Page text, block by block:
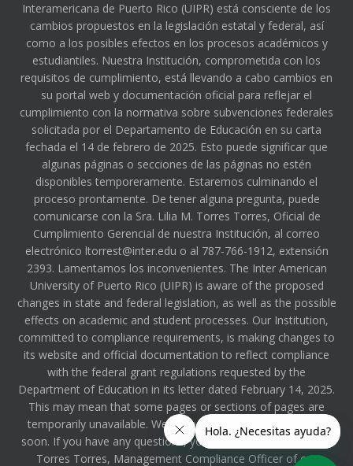
Interamericana de Puerto Rico (UIPR) está consciente de los
cambios propuestos en la legislación estatal y federal, así
como a los posibles efectos en los procesos académicos y
estudiantiles. Nuestra Institución, comprometida con los
requisitos de cumplimiento, está llevando a cabo cambios en
su portal web y documentación oficial para reflejar el
cumplimiento con la normativa sobre subvenciones federales
solicitada por el Departamento de Educación en su carta
fechada el 14 de febrero de 2025. Esto puede significar que
algunas páginas o secciones de las páginas no estén
disponibles temporeramente. Estaremos culminando el
proceso prontamente. De tener alguna pregunta, puede
comunicarse con la Sra. Lilia M. Torres Torres, Oficial de
Cumplimiento Gerencial de nuestra Institución, al correo
electrónico ltorrest@inter.edu o al 787-766-1912, extensión
2393. Lamentamos los inconvenientes. The Inter American
University of Puerto Rico (UIPR) is aware of the proposed
changes in state and federal legislation, as well as the possible
effects on academic and student processes. Our Institution,
committed to compliance requirements, is making changes to
its website and official documentation to reflect compliance
with the federal grant regulations requested by the
Department of Education in its letter dated February 14, 2025.
This may mean that some pages or sections of pages are
temporarily unavailable. We will be completing the process
soon. If you have any questions, you can contact Ms. Lilia M.
Torres Torres, Management Compliance Officer of our